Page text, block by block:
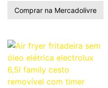
Comprar na Mercadolivre